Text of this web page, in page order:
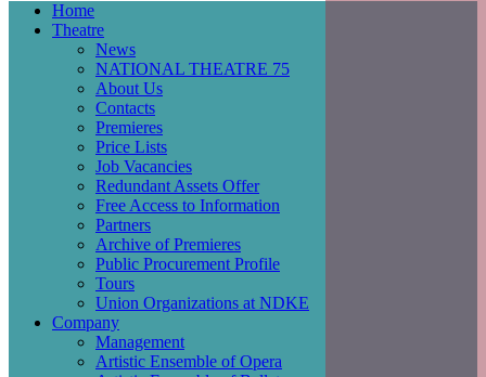
Main
navigation
Home
Theatre
News
NATIONAL THEATRE 75
About Us
Contacts
Premieres
Price Lists
Job Vacancies
Redundant Assets Offer
Free Access to Information
Partners
Archive of Premieres
Public Procurement Profile
Tours
Union Organizations at NDKE
Company
Management
Artistic Ensemble of Opera